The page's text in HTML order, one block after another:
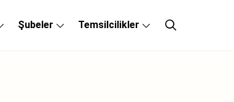
Şubeler Temsilcilikler